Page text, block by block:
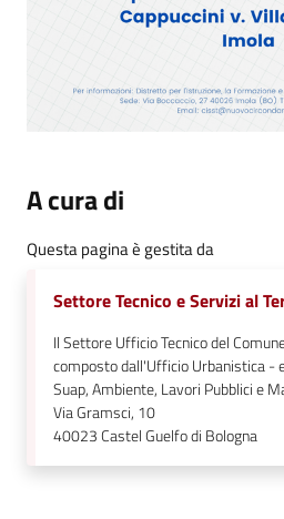
A cura di
Questa pagina è gestita da
Settore Tecnico e Servizi al
Il Settore Ufficio Tecnico del
composto dall'Ufficio Urbanistica -
Suap, Ambiente, Lavori Pubblici e
Via Gramsci, 10
40023Castel Guelfo di Bologna